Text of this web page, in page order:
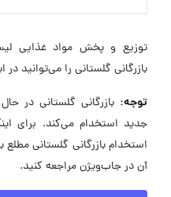
توزیع و پخش مواد غذایی
بازرگانی گلستانی را می‌توانید
توجه:
جدید استخدام می‌کند. برای
استخدام بازرگانی گلستانی
آن در جاب‌ویژن مراجعه کنید.